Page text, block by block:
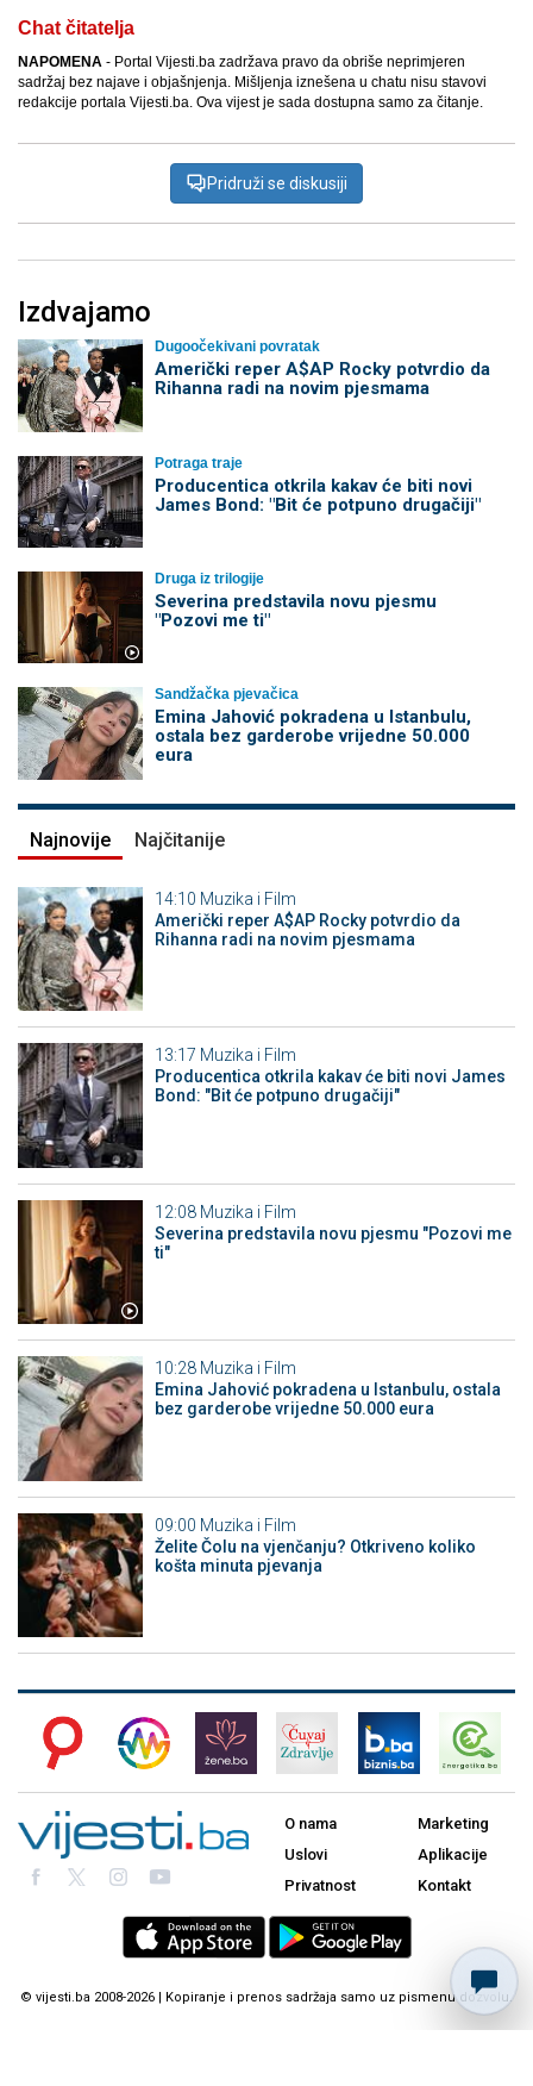
Chat čitatelja
NAPOMENA - Portal Vijesti.ba zadržava pravo da obriše neprimjeren
sadržaj bez najave i objašnjenja. Mišljenja iznešena u chatu nisu stavovi
redakcije portala Vijesti.ba. Ova vijest je sada dostupna samo za čitanje.
Pridruži se diskusiji
Izdvajamo
Dugoočekivani povratak
Američki reper A$AP Rocky potvrdio da
Rihanna radi na novim pjesmama
Potraga traje
Producentica otkrila kakav će biti novi
James Bond: "Bit će potpuno drugačiji"
Druga iz trilogije
Severina predstavila novu pjesmu
"Pozovi me ti"
Sandžačka pjevačica
Emina Jahović pokradena u Istanbulu,
ostala bez garderobe vrijedne 50.000
eura
Najnovije Najčitanije
14:10 Muzika i Film
Američki reper A$AP Rocky potvrdio da
Rihanna radi na novim pjesmama
13:17 Muzika i Film
Producentica otkrila kakav će biti novi James
Bond: "Bit će potpuno drugačiji"
12:08 Muzika i Film
Severina predstavila novu pjesmu "Pozovi me
ti"
10:28 Muzika i Film
Emina Jahović pokradena u Istanbulu, ostala
bez garderobe vrijedne 50.000 eura
09:00 Muzika i Film
Želite Čolu na vjenčanju? Otkriveno koliko
košta minuta pjevanja
O nama
Uslovi
Privatnost
Marketing
Aplikacije
Kontakt
© vijesti.ba 2008-2026 | Kopiranje i prenos sadržaja samo uz pismenu dozvolu.